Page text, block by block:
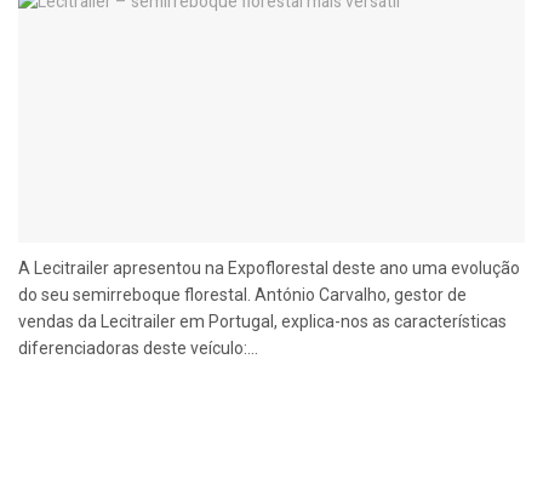
A Lecitrailer apresentou na Expoflorestal deste ano uma evolução
do seu semirreboque florestal. António Carvalho, gestor de
vendas da Lecitrailer em Portugal, explica-nos as características
diferenciadoras deste veículo:...